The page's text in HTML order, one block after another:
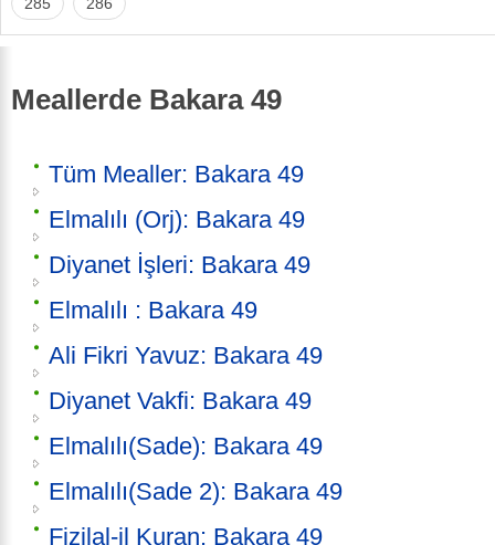
Meallerde Bakara 49
Tüm Mealler: Bakara 49
Elmalılı (Orj): Bakara 49
Diyanet İşleri: Bakara 49
Elmalılı : Bakara 49
Ali Fikri Yavuz: Bakara 49
Diyanet Vakfi: Bakara 49
Elmalılı(Sade): Bakara 49
Elmalılı(Sade 2): Bakara 49
Fizilal-il Kuran: Bakara 49